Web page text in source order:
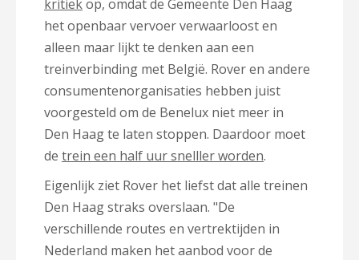
kritiekop, omdat de Gemeente Den Haag
het openbaar vervoer verwaarloost en
alleen maar lijkt te denken aan een
treinverbinding met België. Rover en andere
consumentenorganisaties hebben juist
voorgesteld om de Benelux niet meer in
Den Haag te laten stoppen. Daardoor moet
de trein een half uur snelller worden.
Eigenlijk ziet Rover het liefst dat alle treinen
Den Haag straks overslaan. "De
verschillende routes en vertrektijden in
Nederland maken het aanbod voor de